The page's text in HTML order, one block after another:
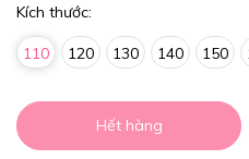
Kích thước:
110 120 130 140 150
Hết hàng